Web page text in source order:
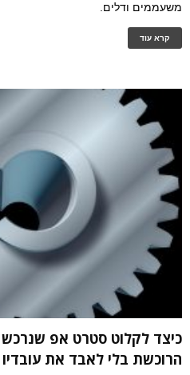
משעממים ודלים.
קרא עוד
כיצד לקלוט סטרט אפ
הרוכשת בלי לאבד את עובדיו